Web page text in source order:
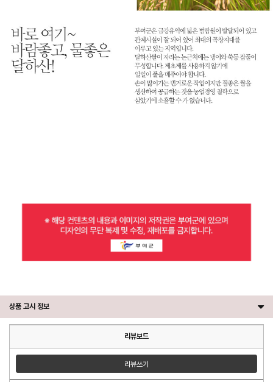
상품 고시 정보
리뷰보드
리뷰쓰기